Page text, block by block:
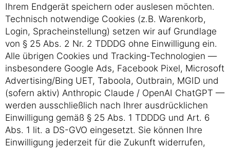
Ihrem Endgerät speichern oder auslesen möchten.
Technisch notwendige Cookies (z.B. Warenkorb,
Login, Spracheinstellung) setzen wir auf Grundlage
von § 25 Abs. 2 Nr. 2 TDDDG ohne Einwilligung ein.
Alle übrigen Cookies und Tracking-Technologien —
insbesondere Google Ads, Facebook Pixel, Microsoft
Advertising/Bing UET, Taboola, Outbrain, MGID und
(sofern aktiv) Anthropic Claude / OpenAI ChatGPT —
werden ausschließlich nach Ihrer ausdrücklichen
Einwilligung gemäß § 25 Abs. 1 TDDDG und Art. 6
Abs. 1 lit. a DS-GVO eingesetzt. Sie können Ihre
Einwilligung jederzeit für die Zukunft widerrufen,